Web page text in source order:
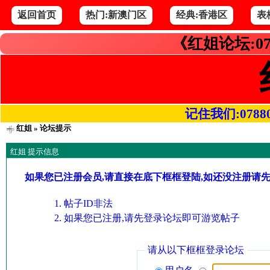
返回首页 热门:新澳门区 经典:香港区 表
《红姐论坛
记住我们
红姐» 论坛提示
红姐 提示信息
如果您已注册会员,请直接在底下框框登陆,如还没注册请
帖子ID非法
如果您已注册,请先登录论坛即可游览帖子
请从以下框框登录论坛